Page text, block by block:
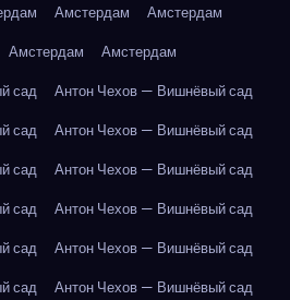
Амстердам
Амстердам
Амстердам
Амстердам
сад
Антон Чехов — Вишнёвый сад
сад
Антон Чехов — Вишнёвый сад
сад
Антон Чехов — Вишнёвый сад
сад
Антон Чехов — Вишнёвый сад
сад
Антон Чехов — Вишнёвый сад
сад
Антон Чехов — Вишнёвый сад